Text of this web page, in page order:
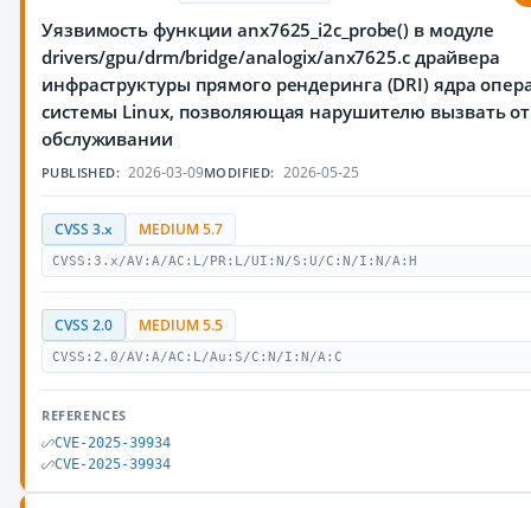
Уязвимость функции anx7625_i2c_probe() в модуле
drivers/gpu/drm/bridge/analogix/anx7625.c драйвера
инфраструктуры прямого рендеринга (DRI) ядра
системы Linux, позволяющая нарушителю вызвать
обслуживании
PUBLISHED: 2026-03-09MODIFIED: 2026-05-25
CVSS 3.x MEDIUM 5.7
CVSS:3.x/AV:A/AC:L/PR:L/UI:N/S:U/C:N/I:N/A:H
CVSS 2.0 MEDIUM 5.5
CVSS:2.0/AV:A/AC:L/Au:S/C:N/I:N/A:C
REFERENCES
CVE-2025-39934
CVE-2025-39934